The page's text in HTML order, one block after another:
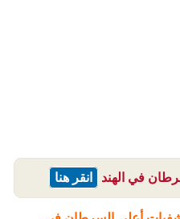
في الهند انقر هنا